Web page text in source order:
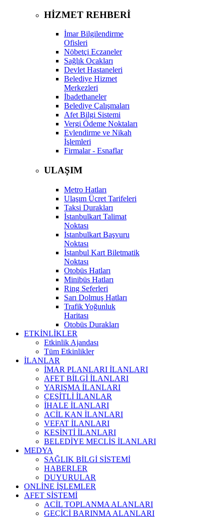
HİZMET REHBERİ
İmar Bilgilendirme
Ofisleri
Nöbetçi Eczaneler
Sağlık Ocakları
Devlet Hastaneleri
Belediye Hizmet
Merkezleri
İbadethaneler
Belediye Çalışmaları
Afet Bilgi Sistemi
Vergi Ödeme Noktaları
Evlendirme ve Nikah
İşlemleri
Firmalar - Esnaflar
ULAŞIM
Metro Hatları
Ulaşım Ücret Tarifeleri
Taksi Durakları
İstanbulkart Talimat
Noktası
İstanbulkart Başvuru
Noktası
İstanbul Kart Biletmatik
Noktası
Otobüs Hatları
Minibüs Hatları
Ring Seferleri
Sarı Dolmuş Hatları
Trafik Yoğunluk
Haritası
Otobüs Durakları
ETKİNLİKLER
Etkinlik Ajandası
Tüm Etkinlikler
İLANLAR
İMAR PLANLARI İLANLARI
AFET BİLGİ İLANLARI
YARIŞMA İLANLARI
ÇEŞİTLİ İLANLAR
İHALE İLANLARI
ACİL KAN İLANLARI
VEFAT İLANLARI
KESİNTİ İLANLARI
BELEDİYE MECLİS İLANLARI
MEDYA
SAĞLIK BİLGİ SİSTEMİ
HABERLER
DUYURULAR
ONLİNE İŞLEMLER
AFET SİSTEMİ
ACİL TOPLANMA ALANLARI
GEÇİCİ BARINMA ALANLARI